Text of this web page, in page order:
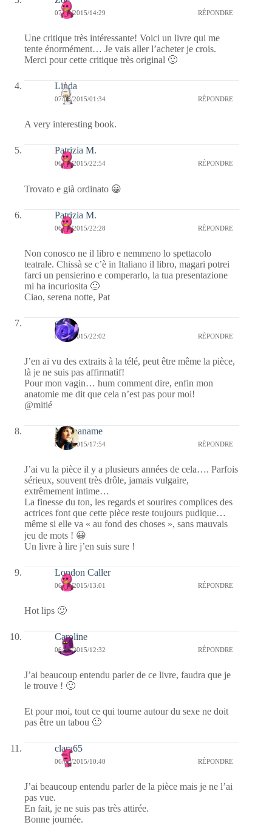
07/08/2015/14:29 RÉPONDRE
Une critique très intéressante! Voici un livre qui me
tente énormément… Je vais aller l’acheter je crois.
Merci pour cette critique très original 🙂
Linda
07/08/2015/01:34 RÉPONDRE
A very interesting book.
Patrizia M.
06/08/2015/22:54 RÉPONDRE
Trovato e già ordinato 😀
Patrizia M.
06/08/2015/22:28 RÉPONDRE
Non conosco ne il libro e nemmeno lo spettacolo
teatrale. Chissà se c’è in Italiano il libro, magari potrei
farci un pensierino e comperarlo, la tua presentazione
mi ha incuriosita 🙂
Ciao, serena notte, Pat
covix
06/08/2015/22:02 RÉPONDRE
J’en ai vu des extraits à la télé, peut être même la pièce,
là je ne suis pas affirmatif!
Pour mon vagin… hum comment dire, enfin mon
anatomie me dit que cela n’est pas pour moi!
@mitié
Myopaname
06/08/2015/17:54 RÉPONDRE
J’ai vu la pièce il y a plusieurs années de cela…. Parfois
sérieux, souvent très drôle, jamais vulgaire,
extrêmement intime…
La finesse du ton, les regards et sourires complices des
actrices font que cette pièce reste toujours pudique…
même si elle va « au fond des choses », sans mauvais
jeu de mots ! 😀
Un livre à lire j’en suis sure !
London Caller
06/08/2015/13:01 RÉPONDRE
Hot lips 🙂
Caroline
06/08/2015/12:32 RÉPONDRE
J’ai beaucoup entendu parler de ce livre, faudra que je
le trouve ! 🙂
Et pour moi, tout ce qui tourne autour du sexe ne doit
pas être un tabou 🙂
clara65
06/08/2015/10:40 RÉPONDRE
J’ai beaucoup entendu parler de la pièce mais je ne l’ai
pas vue.
En fait, je ne suis pas très attirée.
Bonne journée.